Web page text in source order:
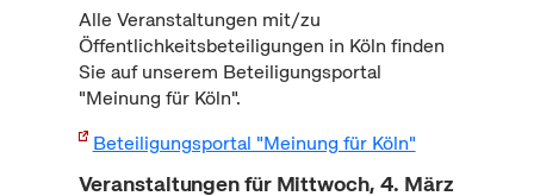
Alle Veranstaltungen mit/zu
Öffentlichkeitsbeteiligungen in Köln finden
Sie auf unserem Beteiligungsportal
"Meinung für Köln".
Beteiligungsportal "Meinung für Köln"
Veranstaltungen für Mittwoch, 4. März